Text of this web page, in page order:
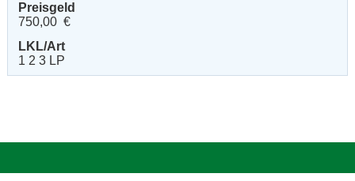
Preisgeld
750,00 €
LKL/Art
1 2 3 LP